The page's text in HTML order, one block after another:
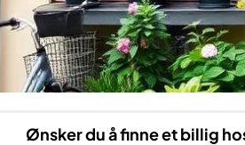
Ønsker du å finne et billig